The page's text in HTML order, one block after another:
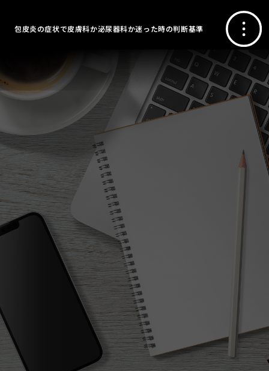
包皮炎の症状で皮膚科か泌尿器科か迷った時の判断基準